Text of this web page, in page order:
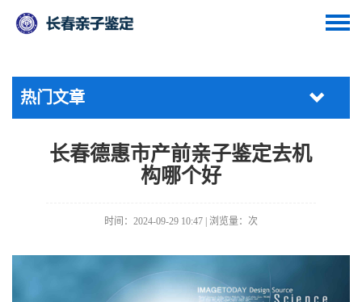
热门文章
长春德惠市产前亲子鉴定去机
构哪个好
时间：2024-09-29 10:47 | 浏览量： 次